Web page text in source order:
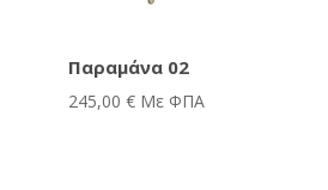
Παραμάνα 02
245,00€ Με ΦΠΑ